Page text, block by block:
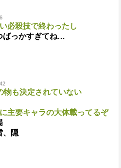
必殺技で終わったし
ばっかすぎてね…
物も決定されていない
主要キャラの大体載ってるぞ
、隠